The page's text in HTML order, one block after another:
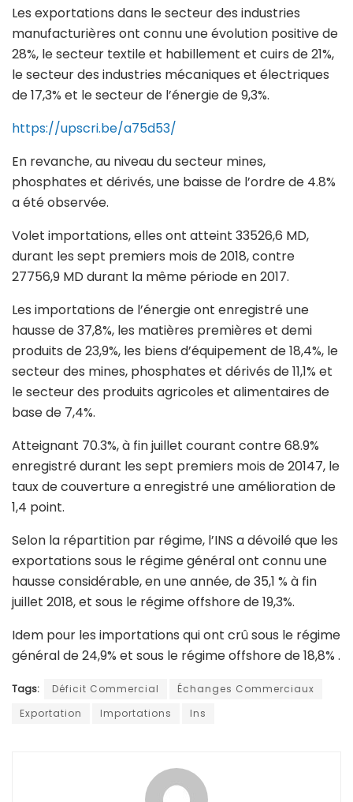
Les exportations dans le secteur des industries
manufacturières ont connu une évolution positive de
28%, le secteur textile et habillement et cuirs de 21%,
le secteur des industries mécaniques et électriques
de 17,3% et le secteur de l’énergie de 9,3%.
https://upscri.be/a75d53/
En revanche, au niveau du secteur mines,
phosphates et dérivés, une baisse de l’ordre de 4.8%
a été observée.
Volet importations, elles ont atteint 33526,6 MD,
durant les sept premiers mois de 2018, contre
27756,9 MD durant la même période en 2017.
Les importations de l’énergie ont enregistré une
hausse de 37,8%, les matières premières et demi
produits de 23,9%, les biens d’équipement de 18,4%, le
secteur des mines, phosphates et dérivés de 11,1% et
le secteur des produits agricoles et alimentaires de
base de 7,4%.
Atteignant 70.3%, à fin juillet courant contre 68.9%
enregistré durant les sept premiers mois de 20147, le
taux de couverture a enregistré une amélioration de
1,4 point.
Selon la répartition par régime, l’INS a dévoilé que les
exportations sous le régime général ont connu une
hausse considérable, en une année, de 35,1 % à fin
juillet 2018, et sous le régime offshore de 19,3%.
Idem pour les importations qui ont crû sous le régime
général de 24,9% et sous le régime offshore de 18,8% .
Tags: Déficit Commercial
Échanges Commerciaux
Exportation
Importations Ins